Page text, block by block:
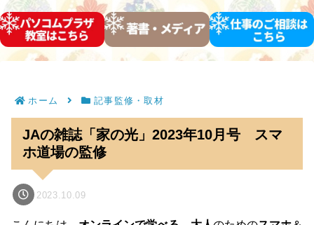
ホーム 記事監修・取材
JAの雑誌「家の光」2023年10月号 スマ
ホ道場の監修
2023.10.09